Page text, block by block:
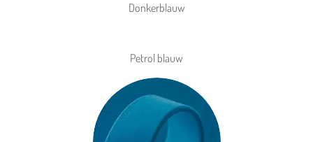
Donkerblauw
Petrol blauw